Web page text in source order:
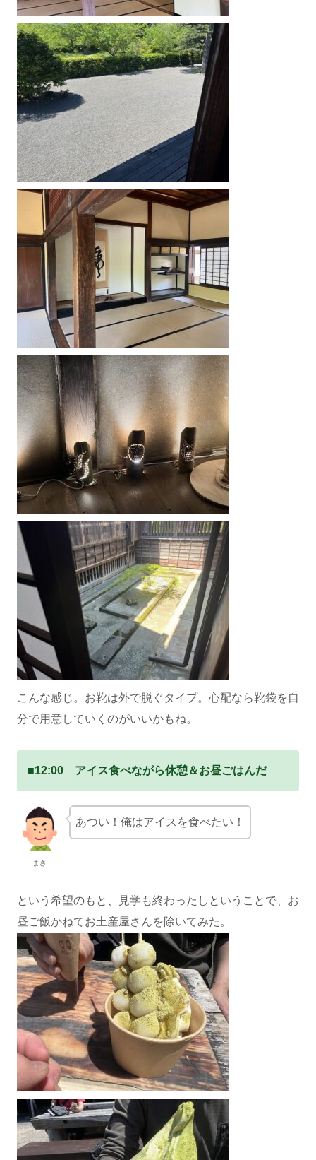
こんな感じ。お靴は外で脱ぐタイプ。心配なら靴袋を自
分で用意していくのがいいかもね。
■12:00 アイス食べながら休憩＆お昼ごはんだ
まさ
あつい！俺はアイスを食べたい！
という希望のもと、見学も終わったしということで、お
昼ご飯かねてお土産屋さんを除いてみた。